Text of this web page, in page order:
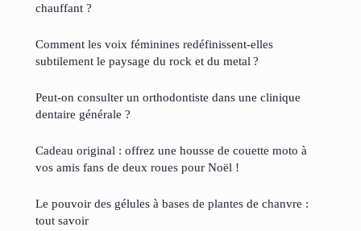
chauffant ?
Comment les voix féminines redéfinissent-elles
subtilement le paysage du rock et du metal ?
Peut-on consulter un orthodontiste dans une clinique
dentaire générale ?
Cadeau original : offrez une housse de couette moto à
vos amis fans de deux roues pour Noël !
Le pouvoir des gélules à bases de plantes de chanvre :
tout savoir